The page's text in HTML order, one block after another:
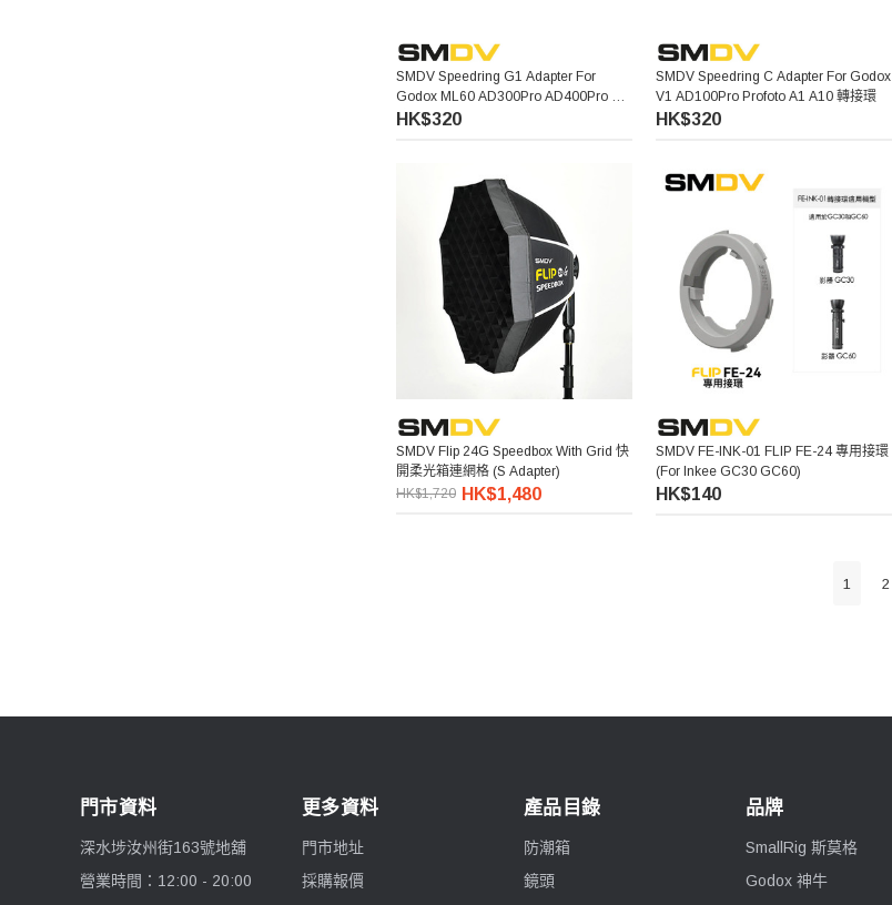
SMDV Speedring G1 Adapter For
Godox ML60 AD300Pro AD400Pro 轉
接環
HK$320
SMDV Speedring C Adapter For Godox
V1 AD100Pro Profoto A1 A10 轉接環
HK$320
SMDV Flip 24G Speedbox With Grid 快
開柔光箱連網格 (S Adapter)
HK$1,720 HK$1,480
SMDV FE-INK-01 FLIP FE-24 專用接環
(For Inkee GC30 GC60)
HK$140
1 2
門市資料
深水埗汝州街163號地舖
營業時間：12:00 - 20:00
更多資料
門市地址
採購報價
產品目錄
防潮箱
鏡頭
品牌
SmallRig 斯莫格
Godox 神牛